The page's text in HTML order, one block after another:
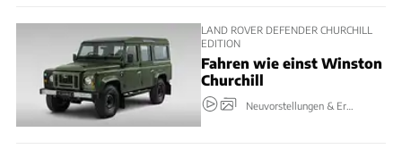
LAND ROVER DEFENDER CHURCHILL
EDITION
Fahren wie einst Winston
Churchill
Neuvorstellungen & Erlkönige